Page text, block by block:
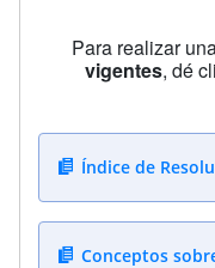
Para realizar
vigentes, dé
Índice de
Conceptos